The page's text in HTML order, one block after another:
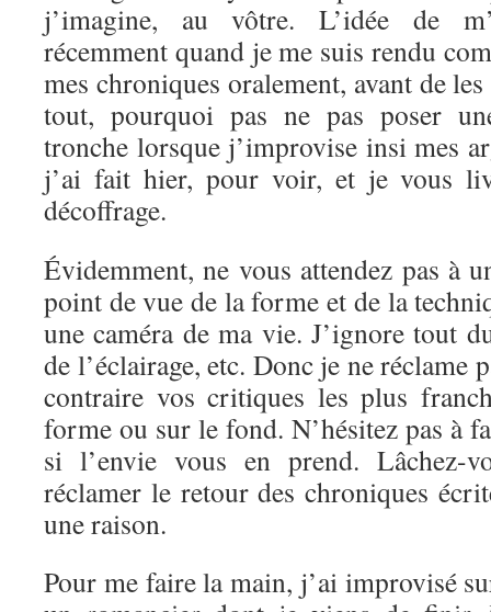
j’imagine, au vôtre. L’idée de
récemment quand je me suis rendu
mes chroniques oralement, avant de
tout, pourquoi pas ne pas poser
tronche lorsque j’improvise insi mes
j’ai fait hier, pour voir, et je vous
décoffrage.
Évidemment, ne vous attendez pas à
point de vue de la forme et de la
une caméra de ma vie. J’ignore tout
de l’éclairage, etc. Donc je ne réclame
contraire vos critiques les plus
forme ou sur le fond. N’hésitez pas à
si l’envie vous en prend. Lâchez-
réclamer le retour des chroniques
une raison.
Pour me faire la main, j’ai improvisé